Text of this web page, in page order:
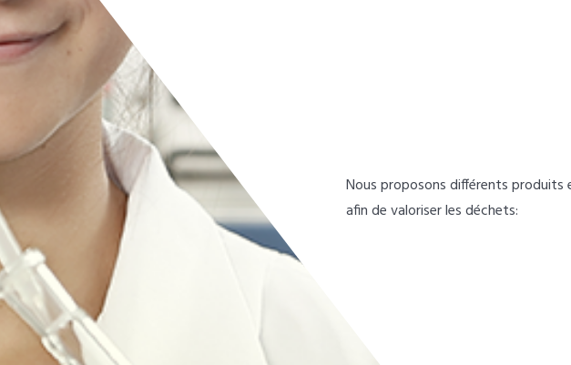
Nous proposons différents produits
afin de valoriser les déchets: